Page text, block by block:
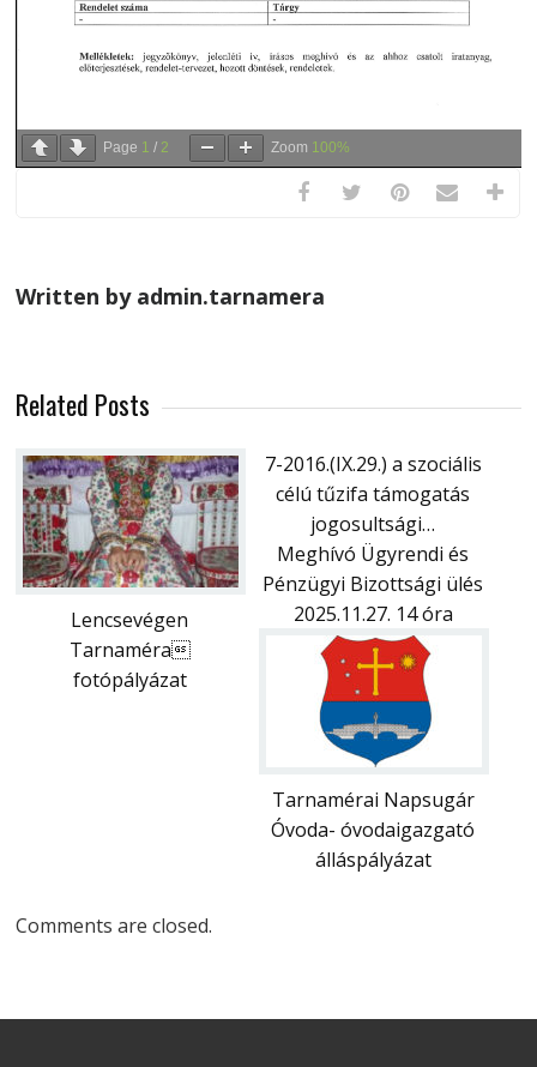
Page 1 / 2 Zoom 100%
Written by admin.tarnamera
Related Posts
Lencsevégen
Tarnaméra
fotópályázat
7-2016.(IX.29.) a szociális
célú tűzifa támogatás
jogosultsági…
Meghívó Ügyrendi és
Pénzügyi Bizottsági ülés
2025.11.27. 14 óra
Tarnamérai Napsugár
Óvoda- óvodaigazgató
álláspályázat
Comments are closed.